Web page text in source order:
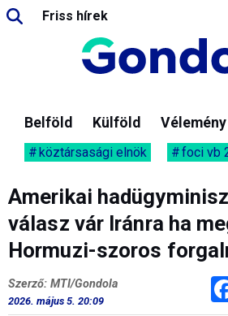
Friss hírek
Belföld Külföld Vélemény
köztársasági elnök foci vb
Amerikai
válasz vár Iránra ha
Hormuzi-szoros
Szerző: MTI/Gondola
2026. május 5. 20:09